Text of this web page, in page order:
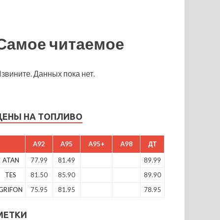
читаемое
Данных пока нет.
НА ТОПЛИВО
A92 A95 A95+ A98 ДТ
ATAN 77.99 81.49
89.99
TES
81.50 85.90
89.90
75.95 81.95 78.95